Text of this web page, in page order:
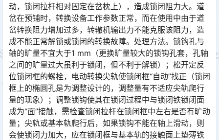
动，锁闭拉杆相对固定在岔枕上），造成锁闭阻力大。道
岔在预铺时，转换设备工作参数正常，而在使用中由于道
岔转换阻力增加过多，转辙机输出力不能克服该阻力，造
成不能正常解锁或锁闭的转换故障。处理方法。锁钩孔与
轴的旷量不宜大于1 mm（更换旷量较大的锁钩孔套，孔轴
之间的旷量过大虽利于锁闭，但不利于解锁）；松开定反
位锁闭框的螺栓，电动转换尖轨使锁闭框“自动”找正（锁闭
框上的椭圆孔是为调整设计的，调整量有不适应尖轨爬行
量的现象）；调整锁钩使其在锁闭过程中与锁闭铁锁闭面
成为“面”接触，需检查锁闭拉杆在锁闭框中左右是否有旷动
量；尖轨或基本轨爬行后，如果锁钩不能在轴上滑动，则
会使锁闭力加大，应在锁闭框与基本轨的接触面上垫薄铁